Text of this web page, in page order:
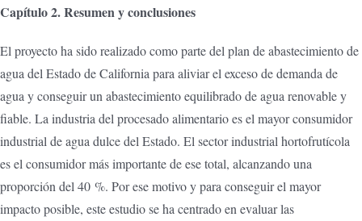
Capítulo 2. Resumen y conclusiones
El proyecto ha sido realizado como parte del plan de abastecimiento de
agua del Estado de California para aliviar el exceso de demanda de
agua y conseguir un abastecimiento equilibrado de agua renovable y
fiable. La industria del procesado alimentario es el mayor consumidor
industrial de agua dulce del Estado. El sector industrial hortofrutícola
es el consumidor más importante de ese total, alcanzando una
proporción del 40 %. Por ese motivo y para conseguir el mayor
impacto posible, este estudio se ha centrado en evaluar las